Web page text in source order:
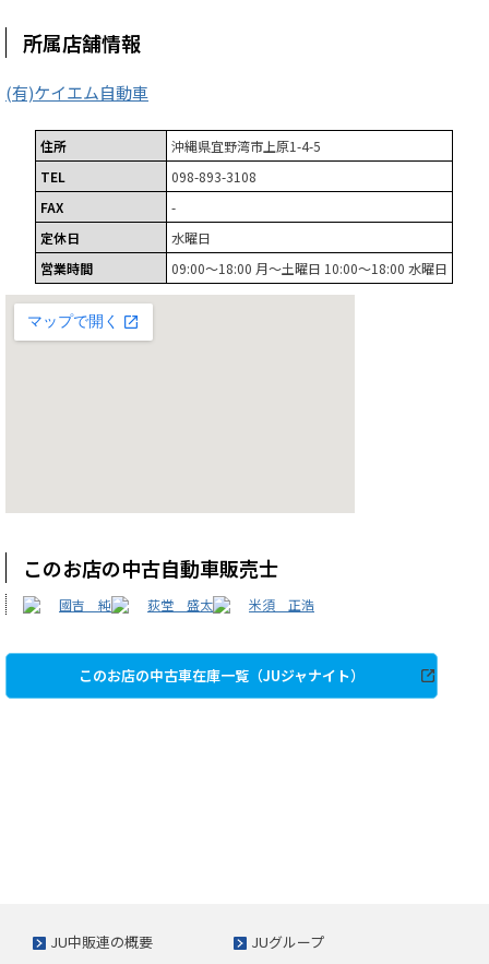
所属店舗情報
(有)ケイエム自動車
住所
沖縄県宜野湾市上原1-4-5
TEL
098-893-3108
FAX
-
定休日
水曜日
営業時間
09:00～18:00 月～土曜日 10:00～18:00 水曜日
このお店の中古自動車販売士
國吉 純 荻堂 盛太 米須 正浩
このお店の中古車在庫一覧（JUジャナイト）
JU中販連の概要
JUグループ